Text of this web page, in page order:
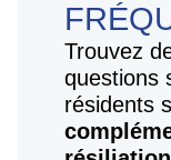
Trouvez
questions
résidents